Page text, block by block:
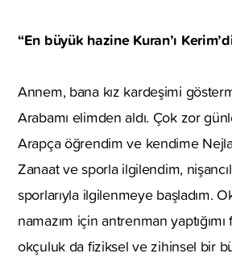
“En büyük hazine Kuran’ı
Annem, bana kız kardeşimi
Arabamı elimden aldı. Çok zor
Arapça öğrendim ve kendime
Zanaat ve sporla ilgilendim,
sporlarıyla ilgilenmeye başladım.
namazım için antrenman
okçuluk da fiziksel ve zihinsel bir